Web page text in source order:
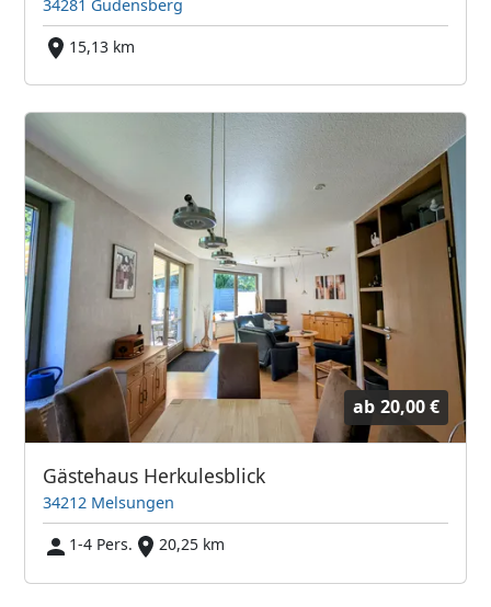
34281 Gudensberg
15,13 km
ab 20,00 €
Gästehaus Herkulesblick
34212 Melsungen
1-4 Pers.
20,25 km